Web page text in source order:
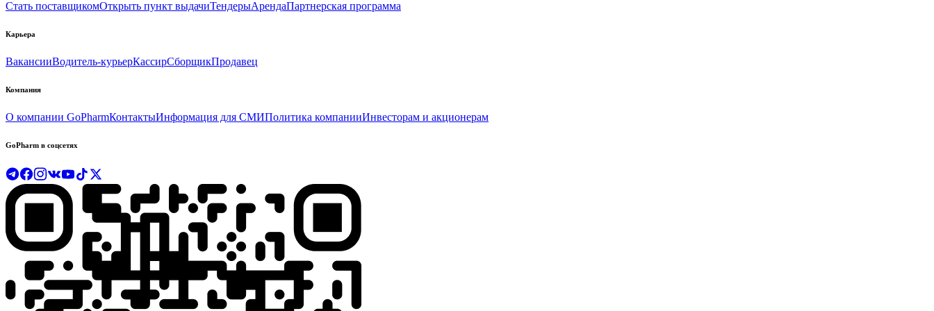
Стать поставщикомОткрыть пункт выдачиТендерыАрендаПартнерская программа
Карьера
ВакансииВодитель-курьерКассирСборщикПродавец
Компания
О компании GoPharmКонтактыИнформация для СМИПолитика компанииИнвесторам и акционерам
GoPharm в соцсетях